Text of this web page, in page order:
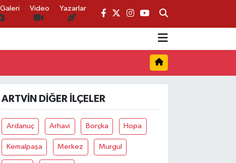
Video Yazarlar
ARTVIN DIĞER İLÇELER
Ardanuç Arhavi Borçka Hopa
Kemalpaşa Merkez Murgul